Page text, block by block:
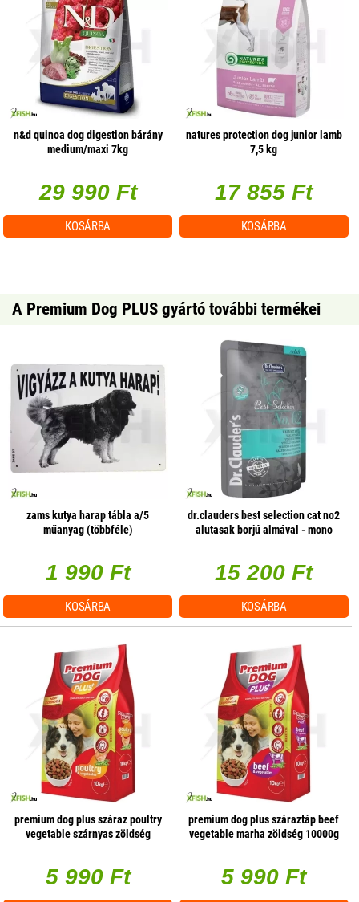
n&d quinoa dog digestion bárány
medium/maxi 7kg
29 990 Ft
KOSÁRBA
natures protection dog junior lamb
7,5 kg
17 855 Ft
KOSÁRBA
A Premium Dog PLUS gyártó további termékei
zams kutya harap tábla a/5
műanyag (többféle)
1 990 Ft
KOSÁRBA
dr.clauders best selection cat no2
alutasak borjú almával - mono
15 200 Ft
KOSÁRBA
premium dog plus száraz poultry
vegetable szárnyas zöldség
5 990 Ft
premium dog plus száraztáp beef
vegetable marha zöldség 10000g
5 990 Ft